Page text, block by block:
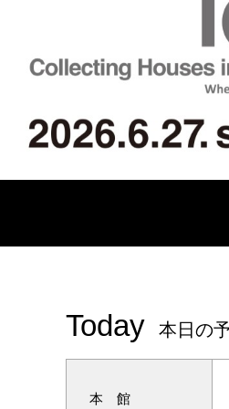
Today 本日の
本 館